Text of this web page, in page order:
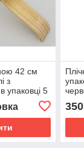
42 см
з
упаковці 5
350